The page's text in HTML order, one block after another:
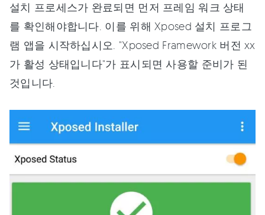
설치 프로세스가 완료되면 먼저 프레임 워크 상태
를 확인해야합니다. 이를 위해 Xposed 설치 프로그
램 앱을 시작하십시오. "Xposed Framework 버전 xx
가 활성 상태입니다"가 표시되면 사용할 준비가 된
것입니다.